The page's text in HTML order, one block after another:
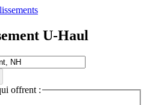
U-Haul
offrent :